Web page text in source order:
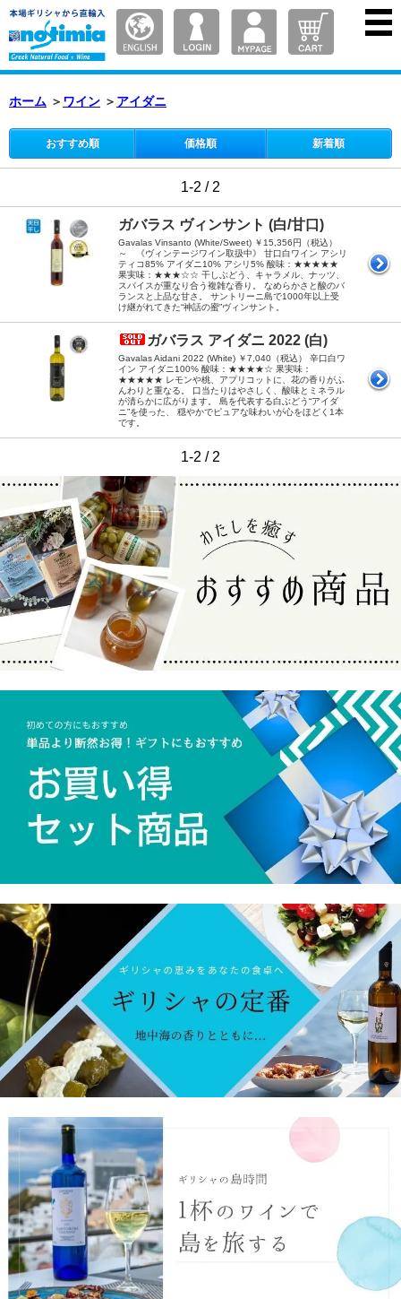
ホーム ＞ ワイン ＞ アイダニ
おすすめ順 価格順 新着順
1-2 / 2
ガバラス ヴィンサント (白/甘口)
Gavalas Vinsanto (White/Sweet) ￥15,356円（税込）
～ 《ヴィンテージワイン取扱中》 甘口白ワイン アシリ
ティコ85% アイダニ10% アシリ5% 酸味：★★★★★
果実味：★★★☆☆ 干しぶどう、キャラメル、ナッツ、
スパイスが重なり合う複雑な香り。 なめらかさと酸のバ
ランスと上品な甘さ。 サントリーニ島で1000年以上受
け継がれてきた“神話の蜜”ヴィンサント。
ガバラス アイダニ 2022 (白)
Gavalas Aidani 2022 (White) ￥7,040（税込） 辛口白ワ
イン アイダニ100% 酸味：★★★★☆ 果実味：
★★★★★ レモンや桃、アプリコットに、花の香りがふ
んわりと重なる。 口当たりはやさしく、酸味とミネラル
が清らかに広がります。 島を代表する白ぶどう“アイダ
ニ”を使った、 穏やかでピュアな味わいが心をほどく1本
です。
1-2 / 2